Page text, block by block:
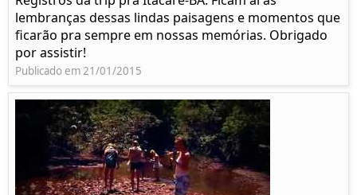
lembranças dessas lindas paisagens e momentos que
ficarão pra sempre em nossas memórias. Obrigado
por assistir!
Publicado em 21/01/2015